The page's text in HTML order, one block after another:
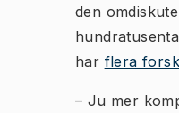
den
har flera
– Ju mer